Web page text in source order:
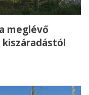
meglévő